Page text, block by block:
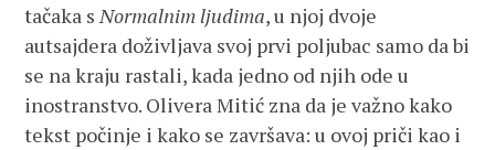
tačaka sNormalnim ljudima, u njoj dvoje
autsajdera doživljava svoj prvi poljubac samo da bi
se na kraju rastali, kada jedno od njih ode u
inostranstvo. Olivera Mitić zna da je važno kako
tekst počinje i kako se završava: u ovoj priči kao i